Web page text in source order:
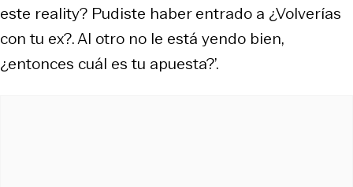
este reality? Pudiste haber entrado a ¿Volverías
con tu ex?. Al otro no le está yendo bien,
¿entonces cuál es tu apuesta?’.